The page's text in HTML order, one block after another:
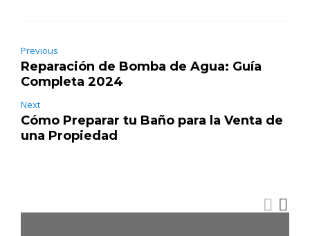
Previous
Reparación de Bomba de Agua: Guía
Completa 2024
Next
Cómo Preparar tu Baño para la Venta de
una Propiedad